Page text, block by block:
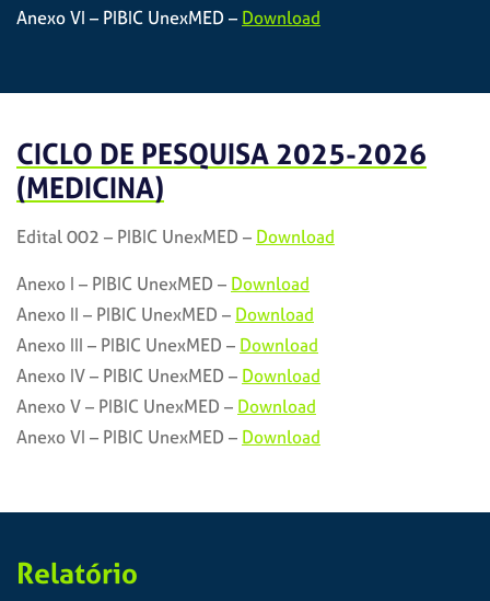
Anexo VI – PIBIC UnexMED – Download
CICLO DE PESQUISA 2025-2026
(MEDICINA)
Edital 002 – PIBIC UnexMED – Download
Anexo I – PIBIC UnexMED – Download
Anexo II – PIBIC UnexMED – Download
Anexo III – PIBIC UnexMED – Download
Anexo IV – PIBIC UnexMED – Download
Anexo V – PIBIC UnexMED – Download
Anexo VI – PIBIC UnexMED – Download
Relatório